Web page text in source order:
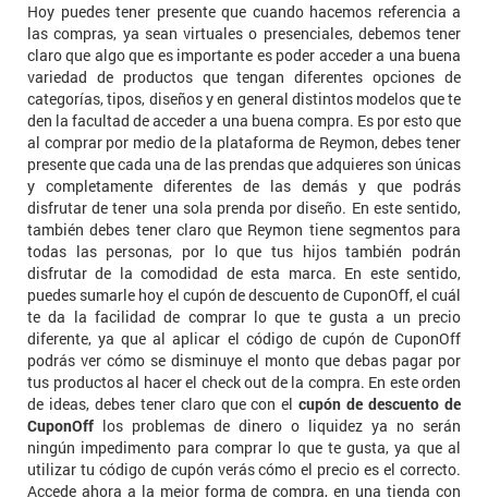
Hoy puedes tener presente que cuando hacemos referencia a
las compras, ya sean virtuales o presenciales, debemos tener
claro que algo que es importante es poder acceder a una buena
variedad de productos que tengan diferentes opciones de
categorías, tipos, diseños y en general distintos modelos que te
den la facultad de acceder a una buena compra. Es por esto que
al comprar por medio de la plataforma de Reymon, debes tener
presente que cada una de las prendas que adquieres son únicas
y completamente diferentes de las demás y que podrás
disfrutar de tener una sola prenda por diseño. En este sentido,
también debes tener claro que Reymon tiene segmentos para
todas las personas, por lo que tus hijos también podrán
disfrutar de la comodidad de esta marca. En este sentido,
puedes sumarle hoy el cupón de descuento de CuponOff, el cuál
te da la facilidad de comprar lo que te gusta a un precio
diferente, ya que al aplicar el código de cupón de CuponOff
podrás ver cómo se disminuye el monto que debas pagar por
tus productos al hacer el check out de la compra. En este orden
de ideas, debes tener claro que con elcupón de descuento de
CuponOff los problemas de dinero o liquidez ya no serán
ningún impedimento para comprar lo que te gusta, ya que al
utilizar tu código de cupón verás cómo el precio es el correcto.
Accede ahora a la mejor forma de compra, en una tienda con